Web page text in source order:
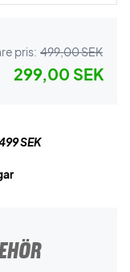
pris: 499,00 SEK
299,00 SEK
SEK